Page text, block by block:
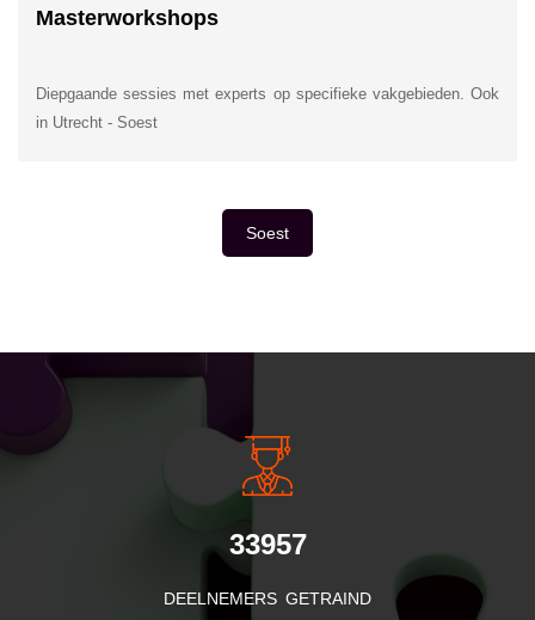
Masterworkshops
Diepgaande sessies met experts op specifieke vakgebieden. Ook
in Utrecht - Soest
Soest
INSIDE INFORMATIE
33957
DEELNEMERS GETRAIND